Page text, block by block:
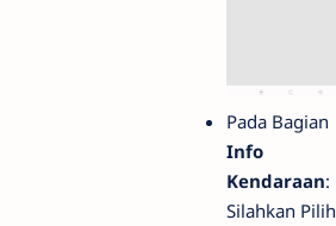
Pada Bagian
Info
Kendaraan:
Silahkan Pilih